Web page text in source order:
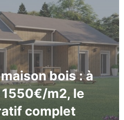
bois : à
m2, le
complet